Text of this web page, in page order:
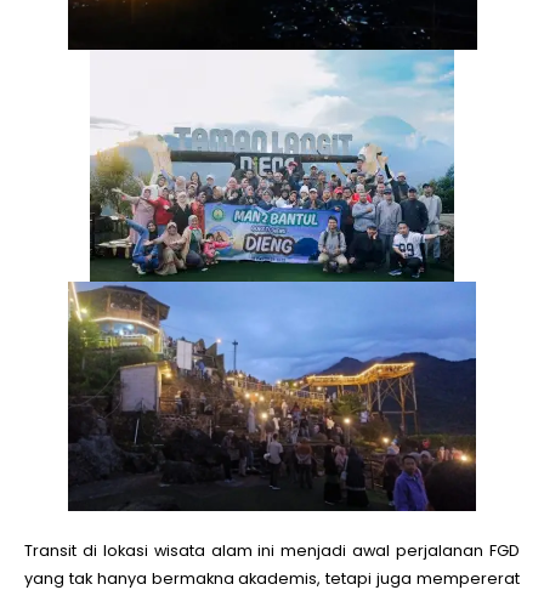
Transit di lokasi wisata alam ini menjadi awal perjalanan FGD
yang tak hanya bermakna akademis, tetapi juga mempererat